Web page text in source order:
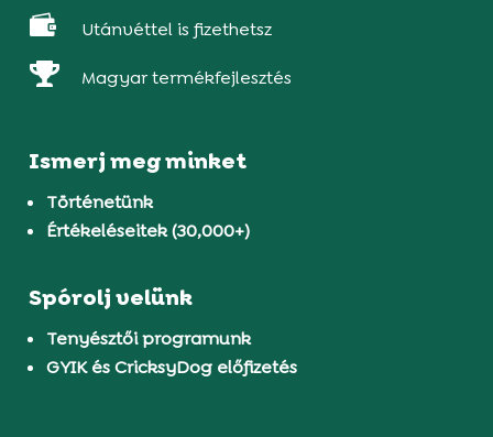
 Utánvéttel is fizethetsz
 Magyar termékfejlesztés
Ismerj meg minket
Történetünk
Értékeléseitek (30,000+)
Spórolj velünk
Tenyésztői programunk
GYIK és CricksyDog előfizetés